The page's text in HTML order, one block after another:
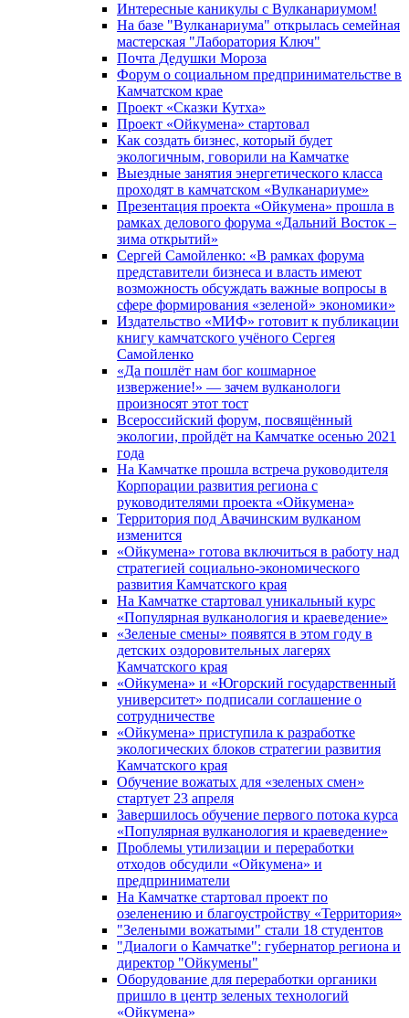
Интересные каникулы с Вулканариумом!
На базе "Вулканариума" открылась семейная
мастерская "Лаборатория Ключ"
Почта Дедушки Мороза
Форум о социальном предпринимательстве в
Камчатском крае
Проект «Сказки Кутха»
Проект «Ойкумена» стартовал
Как создать бизнес, который будет
экологичным, говорили на Камчатке
Выездные занятия энергетического класса
проходят в камчатском «Вулканариуме»
Презентация проекта «Ойкумена» прошла в
рамках делового форума «Дальний Восток –
зима открытий»
Сергей Самойленко: «В рамках форума
представители бизнеса и власть имеют
возможность обсуждать важные вопросы в
сфере формирования «зеленой» экономики»
Издательство «МИФ» готовит к публикации
книгу камчатского учёного Сергея
Самойленко
«Да пошлёт нам бог кошмарное
извержение!» — зачем вулканологи
произносят этот тост
Всероссийский форум, посвящённый
экологии, пройдёт на Камчатке осенью 2021
года
На Камчатке прошла встреча руководителя
Корпорации развития региона с
руководителями проекта «Ойкумена»
Территория под Авачинским вулканом
изменится
«Ойкумена» готова включиться в работу над
стратегией социально-экономического
развития Камчатского края
На Камчатке стартовал уникальный курс
«Популярная вулканология и краеведение»
«Зеленые смены» появятся в этом году в
детских оздоровительных лагерях
Камчатского края
«Ойкумена» и «Югорский государственный
университет» подписали соглашение о
сотрудничестве
«Ойкумена» приступила к разработке
экологических блоков стратегии развития
Камчатского края
Обучение вожатых для «зеленых смен»
стартует 23 апреля
Завершилось обучение первого потока курса
«Популярная вулканология и краеведение»
Проблемы утилизации и переработки
отходов обсудили «Ойкумена» и
предприниматели
На Камчатке стартовал проект по
озеленению и благоустройству «Территория»
"Зелеными вожатыми" стали 18 студентов
"Диалоги о Камчатке": губернатор региона и
директор "Ойкумены"
Оборудование для переработки органики
пришло в центр зеленых технологий
«Ойкумена»